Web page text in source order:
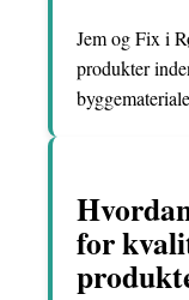
Jem og Fix i
produkter
for